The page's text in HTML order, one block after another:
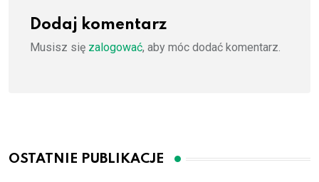
Dodaj komentarz
Musisz się zalogować, aby móc dodać komentarz.
OSTATNIE PUBLIKACJE